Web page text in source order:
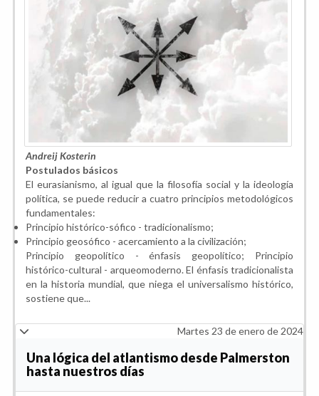
Andreij Kosterin
Postulados básicos
El eurasianismo, al igual que la filosofía social y la ideología
política, se puede reducir a cuatro principios metodológicos
fundamentales:
Principio histórico-sófico - tradicionalismo;
Principio geosófico - acercamiento a la civilización;
Principio geopolítico - énfasis geopolítico; Principio
histórico-cultural - arqueomoderno. El énfasis tradicionalista
en la historia mundial, que niega el universalismo histórico,
sostiene que...
Martes 23 de enero de 2024
Una lógica del atlantismo desde Palmerston
hasta nuestros días